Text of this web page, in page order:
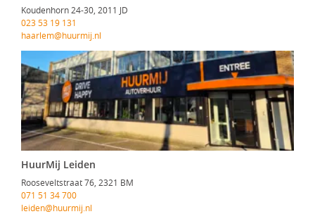
Koudenhorn 24-30, 2011 JD
023 53 19 131
haarlem@huurmij.nl
HuurMij Leiden
Rooseveltstraat 76, 2321 BM
071 51 34 700
leiden@huurmij.nl